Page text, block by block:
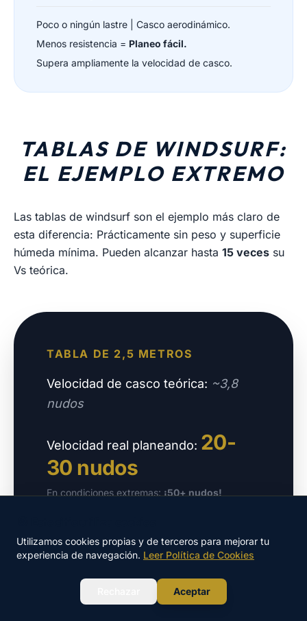
Poco o ningún lastre | Casco aerodinámico.
Menos resistencia = Planeo fácil.
Supera ampliamente la velocidad de casco.
TABLAS DE WINDSURF:
EL EJEMPLO EXTREMO
Las tablas de windsurf son el ejemplo más claro de
esta diferencia: Prácticamente sin peso y superficie
húmeda mínima. Pueden alcanzar hasta 15 veces su
Vs teórica.
TABLA DE 2,5 METROS
Velocidad de casco teórica: ~3,8
nudos
Velocidad real planeando: 20-
30 nudos
En condiciones extremas: ¡50+ nudos!
Utilizamos cookies propias y de terceros para mejorar tu
experiencia de navegación. Leer Política de Cookies
Aceptar